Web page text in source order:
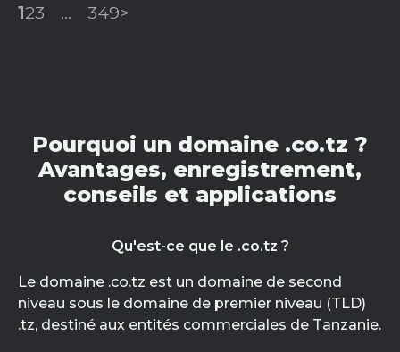
123 ... 349>
Pourquoi un domaine .co.tz ?
Avantages, enregistrement,
conseils et applications
Qu'est-ce que le .co.tz ?
Le domaine .co.tz est un domaine de second
niveau sous le domaine de premier niveau (TLD)
.tz, destiné aux entités commerciales de Tanzanie.